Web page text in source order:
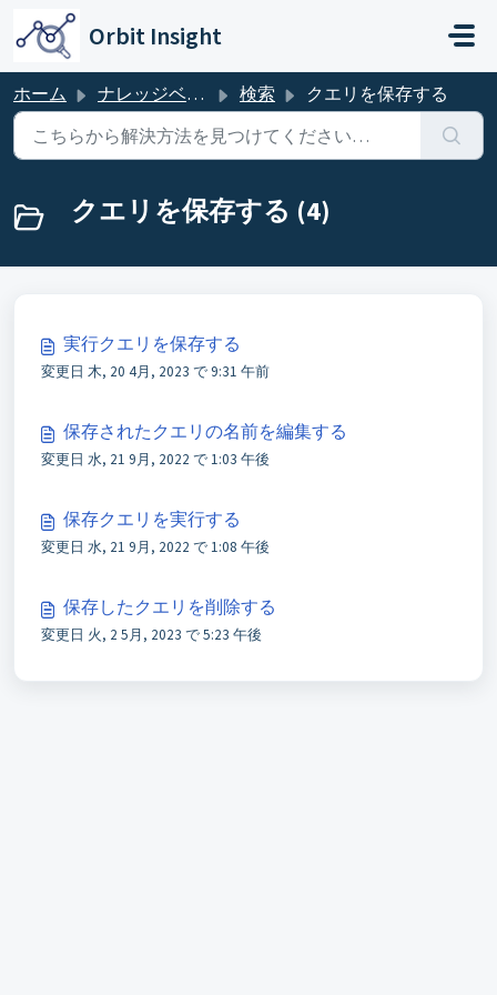
メインコンテンツに移動
Orbit Insight
ホーム ナレッジベース 検索 クエリを保存する
クエリを保存する (4)
実行クエリを保存する
変更日 木, 20 4月, 2023 で 9:31 午前
保存されたクエリの名前を編集する
変更日 水, 21 9月, 2022 で 1:03 午後
保存クエリを実行する
変更日 水, 21 9月, 2022 で 1:08 午後
保存したクエリを削除する
変更日 火, 2 5月, 2023 で 5:23 午後